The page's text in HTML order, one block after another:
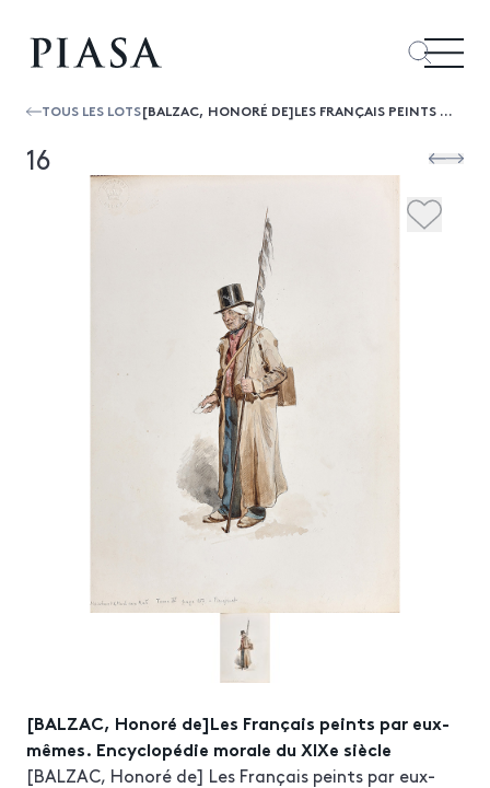
TOUS LES LOTS [BALZAC, HONORÉ DE]LES FRANÇAIS PEINTS PAR EUX-MÊMES. ENCYCLOPÉDIE MORALE DU XIXE SIÈCLE
16
[BALZAC, Honoré de]Les Français peints par eux-
mêmes. Encyclopédie morale du XIXe siècle
[BALZAC, Honoré de] Les Français peints par eux-